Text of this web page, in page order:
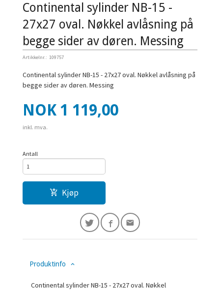
Continental sylinder NB-15 -
27x27 oval. Nøkkel avlåsning på
begge sider av døren. Messing
Artikkelnr.: 109757
Continental sylinder NB-15 - 27x27 oval. Nøkkel avlåsning på
begge sider av døren. Messing
Pris
NOK 1 119,00
inkl. mva.
Antall
Kjøp
Produktinfo
Continental sylinder NB-15 - 27x27 oval. Nøkkel